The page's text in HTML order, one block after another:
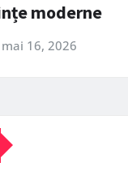
moderne
mai 16, 2026